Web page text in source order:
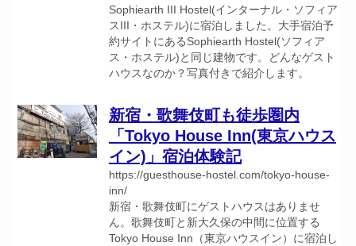
Sophiearth III Hostel(インターナル・ソフィア
スIII・ホステル)に宿泊しました。大手宿泊予
約サイトにあるSophiearth Hostel(ソフィア
ス・ホステル)と同じ建物です。どんなゲスト
ハウスなのか？写真付きで紹介します。
新宿・歌舞伎町も徒歩圏内
「Tokyo House Inn(東京ハウス
イン)」宿泊体験記
https://guesthouse-hostel.com/tokyo-house-
inn/
新宿・歌舞伎町にゲストハウスはありませ
ん。歌舞伎町と新大久保の中間に位置する
Tokyo House Inn（東京ハウスイン）に宿泊し